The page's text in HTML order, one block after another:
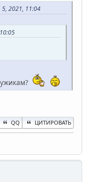
2021, 11:04
QQ ЦИТИРОВАТЬ